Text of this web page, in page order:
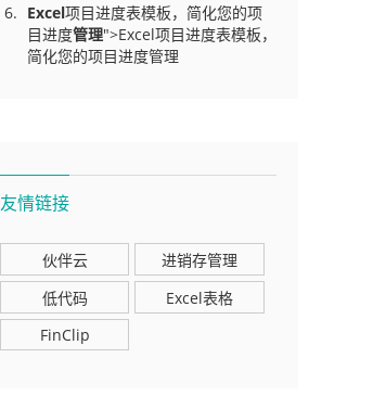
Excel项目进度表模板，简化您的项
目进度管理">Excel项目进度表模板，
简化您的项目进度管理
友情链接
伙伴云
进销存管理
低代码
Excel表格
FinClip